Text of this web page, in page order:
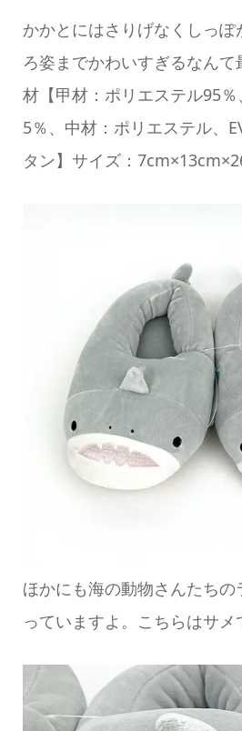
かかとにはさりげなくしっ
ろ姿までかわいすぎるなん
材【甲材：ポリエステル95
5％、中材：ポリエステル、
タン】サイズ：
ほかにも海の動物さんたち
っていますよ。こちらはサメ